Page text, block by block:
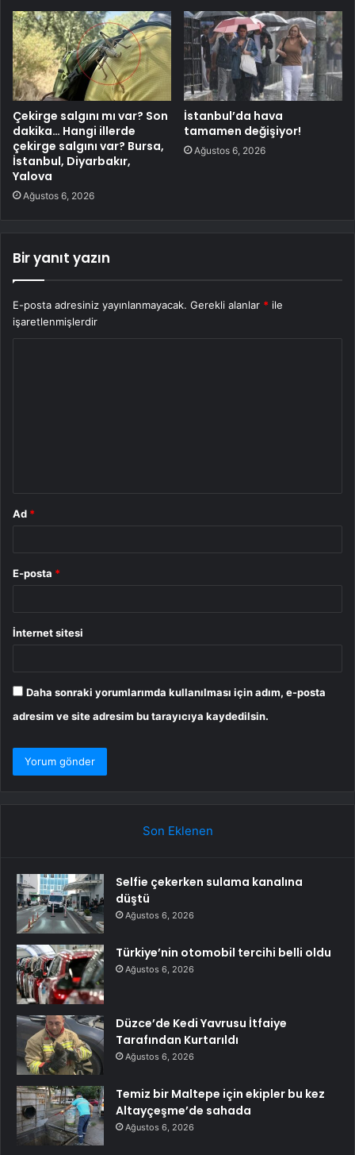
Çekirge salgını mı var? Son
dakika… Hangi illerde
çekirge salgını var? Bursa,
İstanbul, Diyarbakır,
Yalova
Ağustos 6, 2026
İstanbul’da hava
tamamen değişiyor!
Ağustos 6, 2026
Bir yanıt yazın
E-posta adresiniz yayınlanmayacak. Gerekli alanlar * ile
işaretlenmişlerdir
Ad *
E-posta *
İnternet sitesi
Daha sonraki yorumlarımda kullanılması için adım, e-posta
adresim ve site adresim bu tarayıcıya kaydedilsin.
Son Eklenen
Selfie çekerken sulama kanalına
düştü
Ağustos 6, 2026
Türkiye’nin otomobil tercihi belli oldu
Ağustos 6, 2026
Düzce’de Kedi Yavrusu İtfaiye
Tarafından Kurtarıldı
Ağustos 6, 2026
Temiz bir Maltepe için ekipler bu kez
Altayçeşme’de sahada
Ağustos 6, 2026